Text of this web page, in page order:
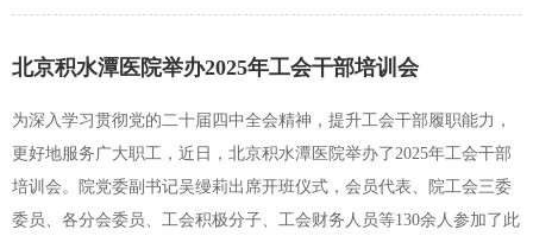
等多个领域，每一项成果的背后都凝聚着医护人员对患者需求的精准
质量发展的核心动力，积极搭建科…
北京积水潭医院举办2025年工会干部培训会
为深入学习贯彻党的二十届四中全会精神，提升工会干部履职能力，
更好地服务广大职工，近日，北京积水潭医院举办了2025年工会干部
培训会。院党委副书记吴缦莉出席开班仪式，会员代表、院工会三委
委员、各分会委员、工会积极分子、工会财务人员等130余人参加了此